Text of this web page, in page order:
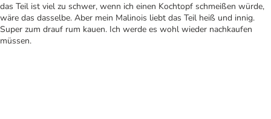
das Teil ist viel zu schwer, wenn ich einen Kochtopf schmeißen würde,
wäre das dasselbe. Aber mein Malinois liebt das Teil heiß und innig.
Super zum drauf rum kauen. Ich werde es wohl wieder nachkaufen
müssen.